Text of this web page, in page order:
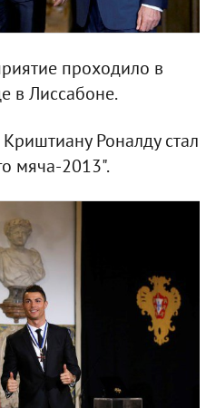
проходило в
в Лиссабоне.
Роналду стал
мяча-2013".